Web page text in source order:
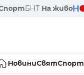
БНТ На живо
НовиниСвятСпорт